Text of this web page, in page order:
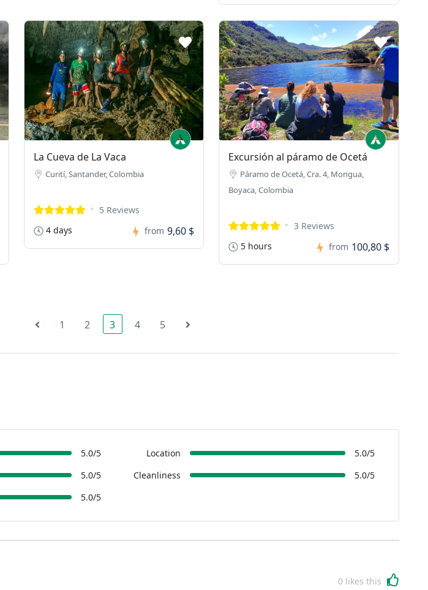
La Cueva de La Vaca
Curití, Santander, Colombia
5 Reviews
4 days
from 9,60 $
Excursión al páramo de Ocetá
Páramo de Ocetá, Cra. 4, Mongua,
Boyaca, Colombia
3 Reviews
5 hours
from 100,80 $
1 2 3 4 5
5.0/5 Location
5.0/5
5.0/5 Cleanliness
5.0/5
5.0/5
0 likes this